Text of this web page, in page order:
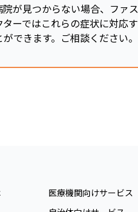
院が見つからない場合、ファス
ターではこれらの症状に対応す
ができます。ご相談ください。
医療機関向けサービス